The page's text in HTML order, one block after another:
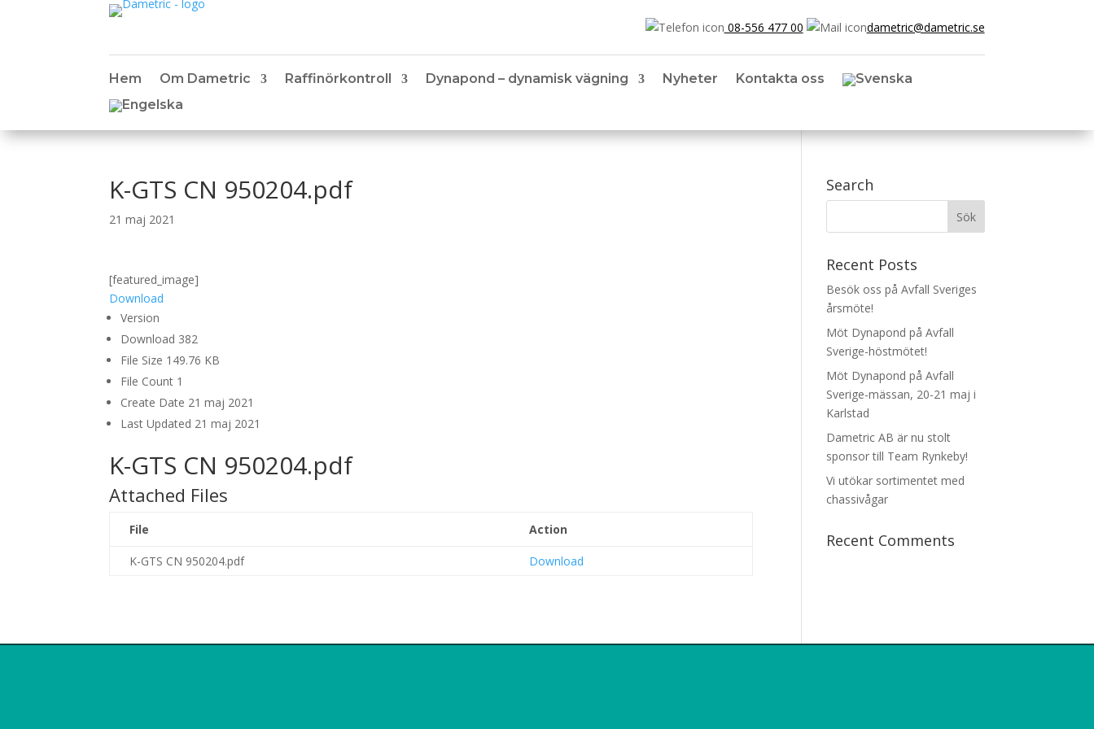
08-556 477 00 dametric@dametric.se
Hem Om Dametric Raffinörkontroll Dynapond – dynamisk vägning Nyheter Kontakta oss
K-GTS CN 950204.pdf
21 maj 2021
[featured_image]
Download
Version
Download 382
File Size 149.76 KB
File Count 1
Create Date 21 maj 2021
Last Updated 21 maj 2021
K-GTS CN 950204.pdf
Attached Files
File Action
K-GTS CN 950204.pdf Download
Search
Recent Posts
Besök oss på Avfall Sveriges
årsmöte!
Möt Dynapond på Avfall
Sverige-höstmötet!
Möt Dynapond på Avfall
Sverige-mässan, 20-21 maj i
Karlstad
Dametric AB är nu stolt
sponsor till Team Rynkeby!
Vi utökar sortimentet med
chassivågar
Recent Comments